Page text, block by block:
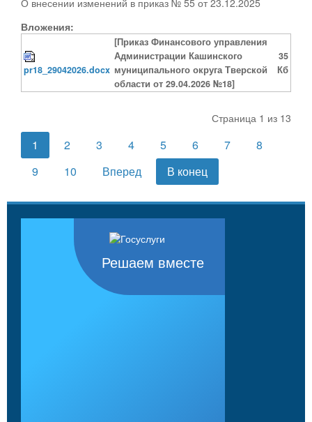
Вложения:
pr18_29042026.docx
[Приказ Финансового управления
Администрации Кашинского
муниципального округа Тверской
области от 29.04.2026 №18]
35
Кб
Страница 1 из 13
1 2 3 4 5 6 7
8
9
10 Вперед В конец
Решаем вместе